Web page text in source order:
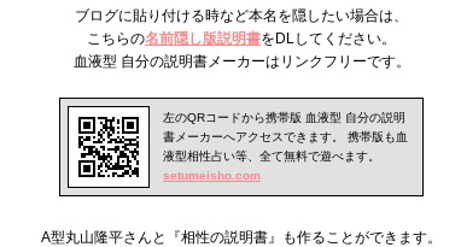
ブログに貼り付ける時など本名を隠したい場合は、
こちらの名前隠し版説明書をDLしてください。
血液型 自分の説明書メーカーはリンクフリーです。
左のQRコードから携帯版 血液型 自分の説明
書メーカーへアクセスできます。 携帯版も血
液型相性占い等、全て無料で遊べます。
setumeisho.com
A型丸山隆平さんと『相性の説明書』も作ることができます。